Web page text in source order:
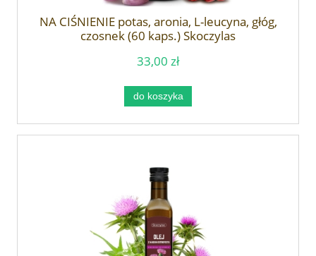
NA CIŚNIENIE potas, aronia, L-leucyna, głóg,
czosnek (60 kaps.) Skoczylas
33,00 zł
do koszyka